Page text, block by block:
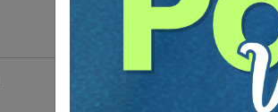
Tüketici Hukuku